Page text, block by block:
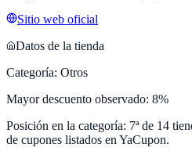
Sitio web oficial
Datos de la tienda
Categoría: Otros
Mayor descuento observado: 8%
Posición en la categoría: 7ª de 14
de cupones listados en YaCupon.